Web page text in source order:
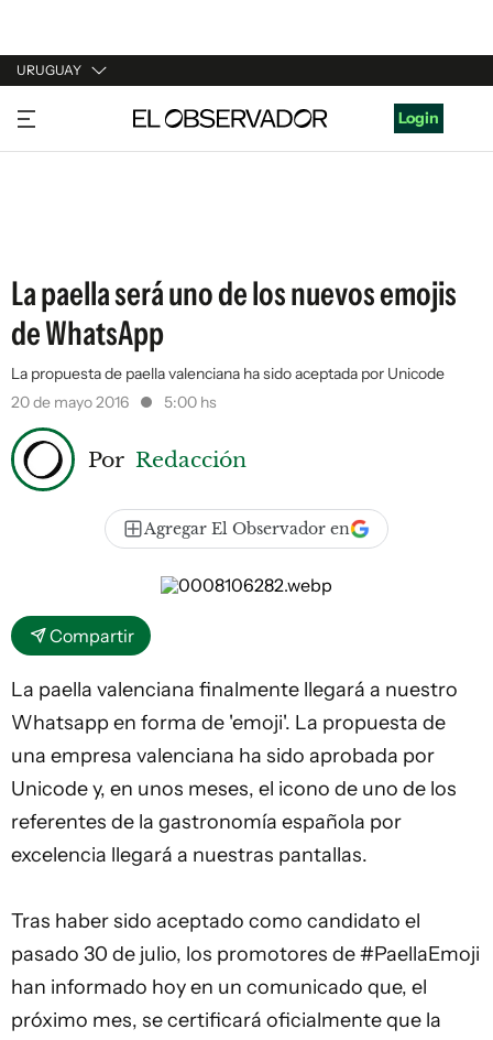
URUGUAY
URUGUAY
ARGENTINA
Login
La paella será uno de los nuevos emojis
de WhatsApp
La propuesta de paella valenciana ha sido aceptada por Unicode
20 de mayo 2016
5:00 hs
Por Redacción
Agregar El Observador en
Compartir
La paella valenciana finalmente llegará a nuestro
Whatsapp en forma de 'emoji'. La propuesta de
una empresa valenciana ha sido aprobada por
Unicode y, en unos meses, el icono de uno de los
referentes de la gastronomía española por
excelencia llegará a nuestras pantallas.
Tras haber sido aceptado como candidato el
pasado 30 de julio, los promotores de #PaellaEmoji
han informado hoy en un comunicado que, el
próximo mes, se certificará oficialmente que la